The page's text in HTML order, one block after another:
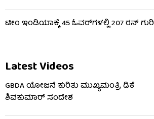
ಟೀಂ ಇಂಡಿಯಾಕ್ಕೆ 45 ಓವರ್‌ಗಳಲ್ಲಿ 207 ರನ್ ಗುರಿ
Latest Videos
GBDA ಯೋಜನೆ ಕುರಿತು ಮುಖ್ಯಮಂತ್ರಿ ಡಿಕೆ
ಶಿವಕುಮಾರ್ ಸಂದೇಶ